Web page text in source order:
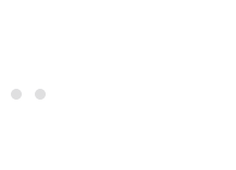
Schondorf
Schondorf
Wasserwacht Schondorf
Wasserwacht Schondorf